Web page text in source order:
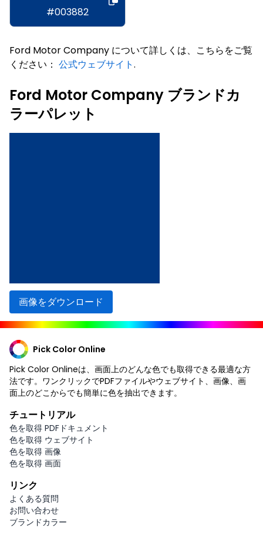
#003882
Ford Motor Company について詳しくは、こちらをご覧
ください： 公式ウェブサイト.
Ford Motor Company ブランドカ
ラーパレット
画像をダウンロード
Pick Color Online
Pick Color Onlineは、画面上のどんな色でも取得できる最適な方
法です。ワンクリックでPDFファイルやウェブサイト、画像、画
面上のどこからでも簡単に色を抽出できます。
チュートリアル
色を取得 PDFドキュメント
色を取得 ウェブサイト
色を取得 画像
色を取得 画面
リンク
よくある質問
お問い合わせ
ブランドカラー